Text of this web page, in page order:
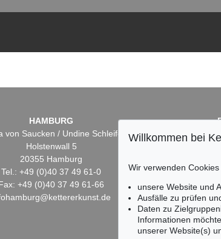
HAMBURG
von Saucken / Undine Schleifer
Holstenwall 5
20355 Hamburg
Tel.: +49 (0)40 37 49 61-0
+49 (0)40 37 49 61-66
Dr.
Tel.: +49
Fax: +49
Willkommen bei
Wir verwenden
unsere Website und
Ausfälle zu prüfen
Daten zu
Informationen
unserer Website(s)